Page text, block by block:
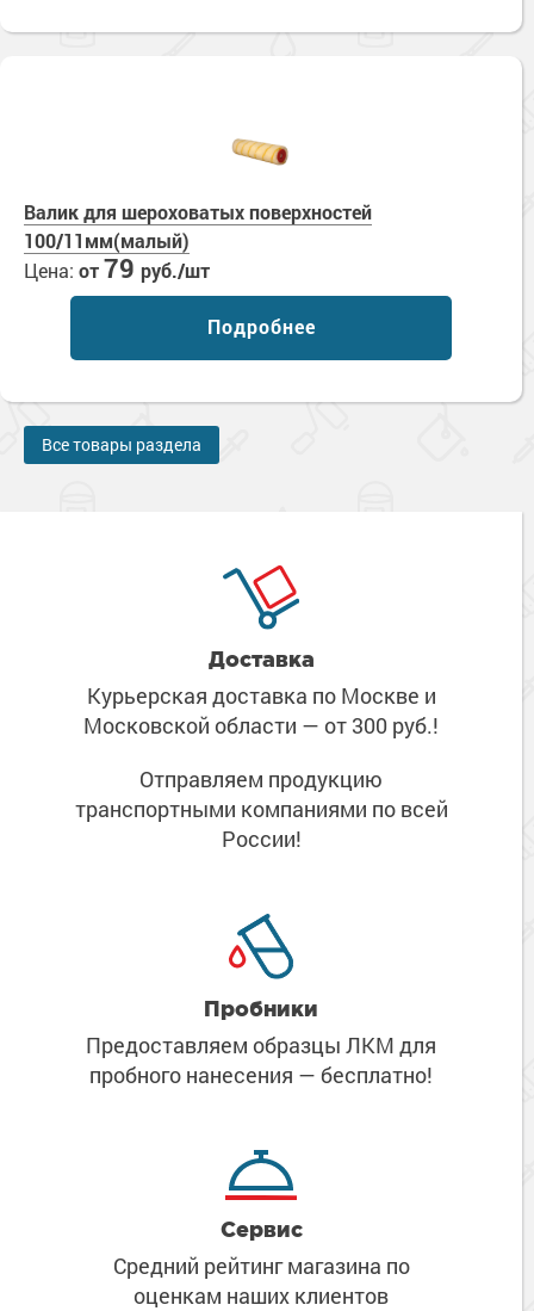
Валик для шероховатых поверхностей
100/11мм(малый)
Цена: от79 руб./шт
Подробнее
Все товары раздела
Доставка
Курьерская доставка по Москве и
Московской области — от 300 руб.!
Отправляем продукцию
транспортными компаниями по всей
России!
Пробники
Предоставляем образцы ЛКМ для
пробного нанесения — бесплатно!
Сервис
Средний рейтинг магазина по
оценкам наших клиентов